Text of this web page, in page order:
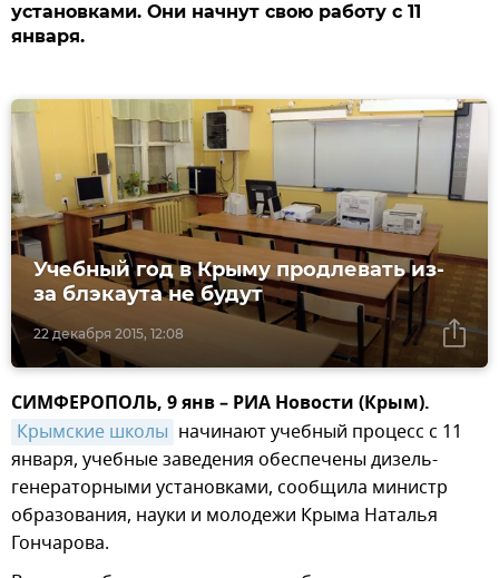
установками. Они начнут свою работу с 11
января.
22 декабря 2015, 12:08
Учебный год в Крыму продлевать из-
за блэкаута не будут
СИМФЕРОПОЛЬ, 9 янв – РИА Новости (Крым).
Крымские школы начинают учебный процесс с 11
января, учебные заведения обеспечены дизель-
генераторными установками, сообщила министр
образования, науки и молодежи Крыма Наталья
Гончарова.